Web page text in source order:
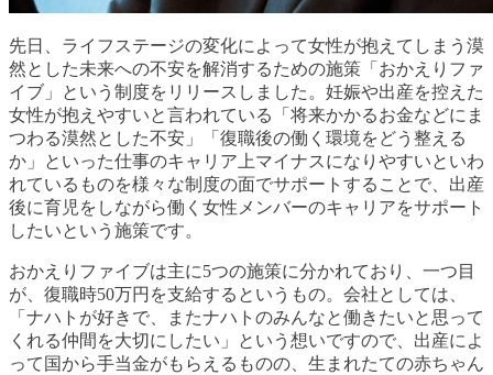
先日、ライフステージの変化によって女性が抱えてしまう漠
然とした未来への不安を解消するための施策「おかえりファ
イブ」という制度をリリースしました。妊娠や出産を控えた
女性が抱えやすいと言われている「将来かかるお金などにま
つわる漠然とした不安」「復職後の働く環境をどう整える
か」といった仕事のキャリア上マイナスになりやすいといわ
れているものを様々な制度の面でサポートすることで、出産
後に育児をしながら働く女性メンバーのキャリアをサポート
したいという施策です。
おかえりファイブは主に5つの施策に分かれており、一つ目
が、復職時50万円を支給するというもの。会社としては、
「ナハトが好きで、またナハトのみんなと働きたいと思って
くれる仲間を大切にしたい 」という想いですので、出産によ
って国から手当金がもらえるものの、生まれたての赤ちゃん